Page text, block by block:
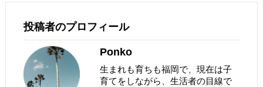
投稿者のプロフィール
Ponko
生まれも育ちも福岡で、現在は子
育てをしながら、生活者の目線で